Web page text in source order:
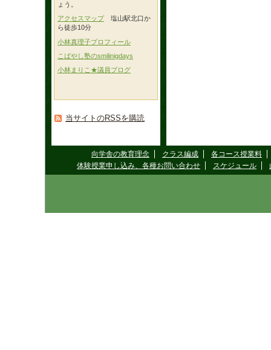
ょう。
アクセスマップ 塩山駅北口か
ら徒歩10分
小林真理子プロフィール
こばやし塾のsmilinigdays
小林まりこ★議員ブログ
当サイトのRSSを購読
向学舎の教育理念 クラス編成
各コース授業料
体験授業申し込み、各種お問い合わせ
スケジュール